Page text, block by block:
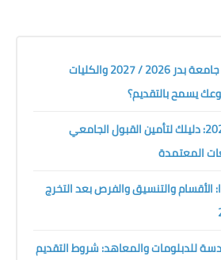
شروط القبول في جامعة بدر 2026 / 2027 والكليات
يسمح بالتقديم؟
ادرس في مصر 2026: دليلك لتأمين القبول الجامعي
المعتمدة
والتنسيق والفرص بعد التخرج
للدبلومات والمعاهد: شروط التقديم